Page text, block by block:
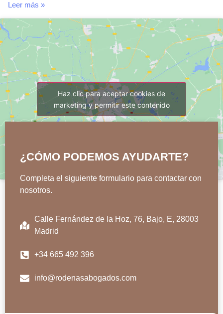
Leer más »
Haz clic para aceptar cookies de
marketing y permitir este contenido
¿CÓMO PODEMOS AYUDARTE?
Completa el siguiente formulario para contactar con
nosotros.
Calle Fernández de la Hoz, 76, Bajo, E, 28003
Madrid
+34 665 492 396
info@rodenasabogados.com